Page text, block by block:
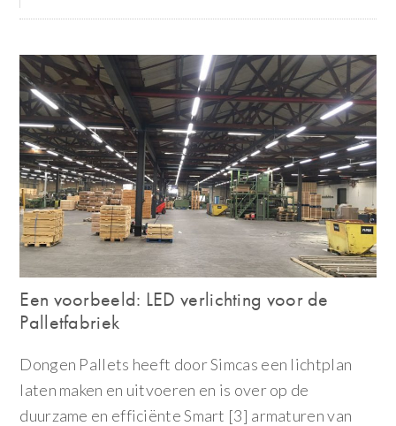
Een voorbeeld: LED verlichting voor de
Palletfabriek
Dongen Pallets heeft door Simcas een lichtplan
laten maken en uitvoeren en is over op de
duurzame en efficiënte Smart [3] armaturen van